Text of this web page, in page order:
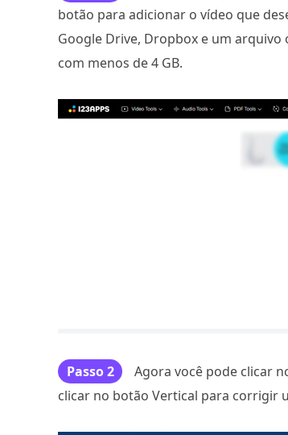
botão para adicionar o vídeo que
Google Drive, Dropbox e um arquivo
com menos de 4 GB.
Passo 2 Agora você pode clicar
clicar no botão Vertical para corrigir